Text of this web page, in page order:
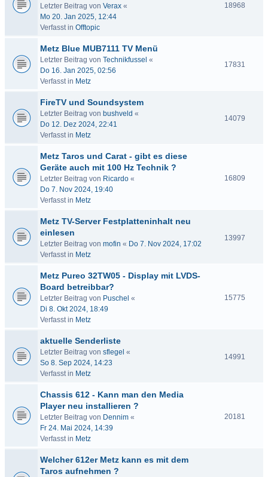
Letzter Beitrag von Verax «
Mo 20. Jan 2025, 12:44
Verfasst in Offtopic
18968
Metz Blue MUB7111 TV Menü
Letzter Beitrag von Technikfussel «
Do 16. Jan 2025, 02:56
Verfasst in Metz
17831
FireTV und Soundsystem
Letzter Beitrag von bushveld «
Do 12. Dez 2024, 22:41
Verfasst in Metz
14079
Metz Taros und Carat - gibt es diese
Geräte auch mit 100 Hz Technik ?
Letzter Beitrag von Ricardo «
Do 7. Nov 2024, 19:40
Verfasst in Metz
16809
Metz TV-Server Festplatteninhalt neu
einlesen
Letzter Beitrag von mofin « Do 7. Nov 2024, 17:02
Verfasst in Metz
13997
Metz Pureo 32TW05 - Display mit LVDS-
Board betreibbar?
Letzter Beitrag von Puschel «
Di 8. Okt 2024, 18:49
Verfasst in Metz
15775
aktuelle Senderliste
Letzter Beitrag von sflegel «
So 8. Sep 2024, 14:23
Verfasst in Metz
14991
Chassis 612 - Kann man den Media
Player neu installieren ?
Letzter Beitrag von Dennim «
Fr 24. Mai 2024, 14:39
Verfasst in Metz
20181
Welcher 612er Metz kann es mit dem
Taros aufnehmen ?